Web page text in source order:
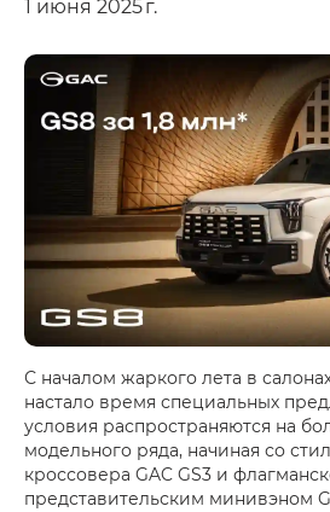
1 июня 2025 г.
С началом жаркого лета в
настало время специальных
условия распространяются на
модельного ряда, начиная со
кроссовера GAC GS3 и
представительским минивэном